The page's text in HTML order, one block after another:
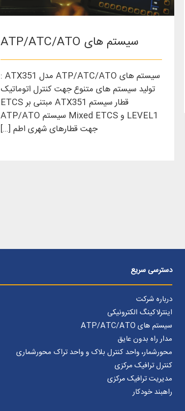
سیستم های ATP/ATC/ATO
سیستم های ATP/ATC/ATO مدل ATX351 :
تولید سیستم های متنوع جهت کنترل اتوماتیک
قطار سیستم ATX351 مبتنی بر ETCS
LEVEL1 و Mixed ETCS سیستم ATP/ATO
جهت قطارهای شهری اطم [...]
دسترسی سریع
درباره شرکت
اینترلاکینگ الکترونیکی
سیستم های ATP/ATC/ATO
مدار راه بدون عایق
محورشمار، واحد کنترل بلاک و واحد تراک محورشماری
کنترل ترافیک مرکزی
مدیریت ترافیک مرکزی
راهبند خودکار